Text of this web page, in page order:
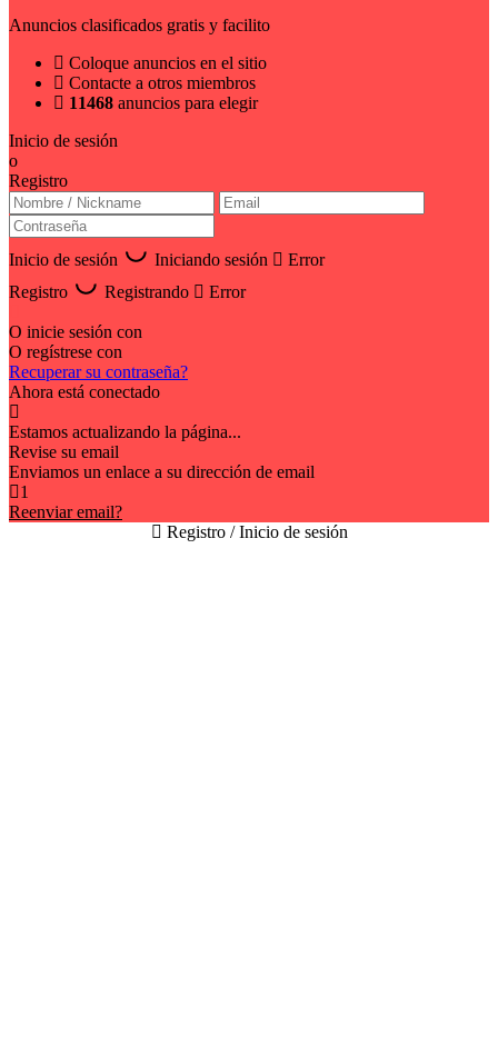
Anuncios clasificados gratis y facilito
Coloque anuncios en el sitio
Contacte a otros miembros
11468 anuncios para elegir
Inicio de sesión
o
Registro
Inicio de sesión Iniciando sesión
Error
Registro
Registrando Error
O inicie sesión con
O regístrese con
Recuperar su contraseña?
Ahora está conectado
Estamos actualizando la página...
Revise su email
Enviamos un enlace a su dirección de email
1
Reenviar email?
Registro / Inicio de sesión